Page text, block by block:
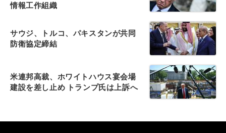
情報工作組織
サウジ、トルコ、パキスタンが共同
防衛協定締結
米連邦高裁、ホワイトハウス宴会場
建設を差し止め トランプ氏は上訴へ